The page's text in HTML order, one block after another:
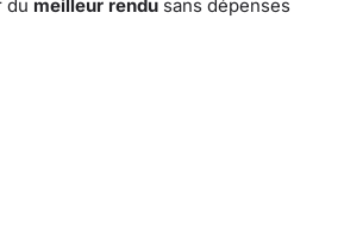
du meilleur rendu sans dépenses